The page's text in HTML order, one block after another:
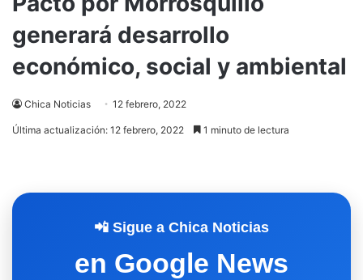
generará desarrollo
económico, social y ambiental
Chica Noticias 12 febrero, 2022
Última actualización: 12 febrero, 2022 1 minuto de lectura
📲 Sigue a Chica Noticias
en Google News